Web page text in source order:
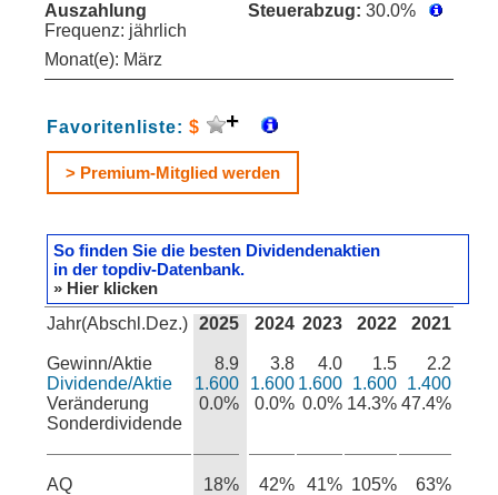
Auszahlung
Frequenz: jährlich
Monat(e): März
Steuerabzug: 30.0%
Favoritenliste: $
> Premium-Mitglied werden
So finden Sie die besten Dividendenaktien
in der topdiv-Datenbank.
» Hier klicken
Jahr(Abschl.Dez.)
Gewinn/Aktie
Dividende/Aktie
Veränderung
Sonderdividende
AQ
2025
8.9
1.600
0.0%
18%
2024
3.8
1.600
0.0%
42%
2023
4.0
1.600
0.0%
41%
2022
1.5
1.600
14.3%
105%
2021
2.2
1.400
47.4%
63%